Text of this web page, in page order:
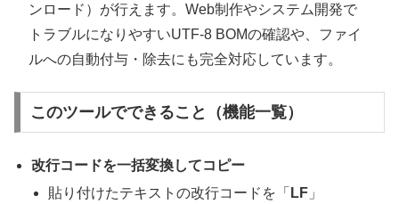
ンロード）が行えます。Web制作やシステム開発で
トラブルになりやすいUTF-8 BOMの確認や、ファイ
ルへの自動付与・除去にも完全対応しています。
このツールでできること（機能一覧）
改行コードを一括変換してコピー
貼り付けたテキストの改行コードを「 LF 」